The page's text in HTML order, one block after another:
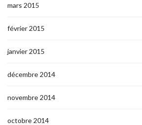
mars 2015
février 2015
janvier 2015
décembre 2014
novembre 2014
octobre 2014